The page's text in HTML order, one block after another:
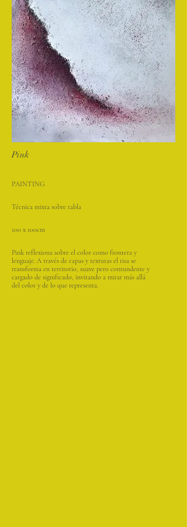
Pink
PAINTING
Técnica mixta sobre tabla
100 x 100cm
Pink reflexiona sobre el color como frontera y
lenguaje. A través de capas y texturas el risa se
transforma en territorio, suave pero contundente y
cargado de significado, invitando a mirar más allá
del color y de lo que representa.